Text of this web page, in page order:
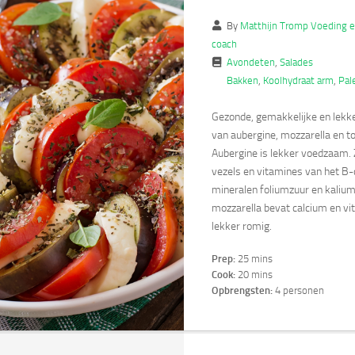
By Matthijn Tromp Voeding
coach
Avondeten Salades
Bakken Koolhydraat arm
Gezonde, gemakkelijke en
van aubergine, mozzarella en
Aubergine is lekker voedzaam.
vezels en vitamines van het B-
mineralen foliumzuur en
mozzarella bevat calcium en
lekker romig.
Prep:25 mins
Cook:20 mins
Opbrengsten:4 personen